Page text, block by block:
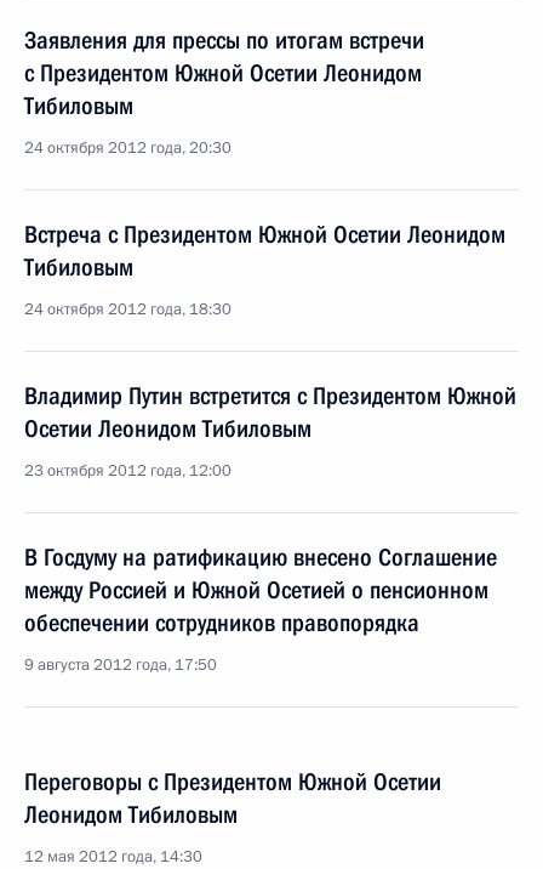
Заявления для прессы по итогам встречи
с Президентом Южной Осетии Леонидом
Тибиловым
24 октября 2012 года, 20:30
Встреча с Президентом Южной Осетии Леонидом
Тибиловым
24 октября 2012 года, 18:30
Владимир Путин встретится с Президентом Южной
Осетии Леонидом Тибиловым
23 октября 2012 года, 12:00
В Госдуму на ратификацию внесено Соглашение
между Россией и Южной Осетией о пенсионном
обеспечении сотрудников правопорядка
9 августа 2012 года, 17:50
Переговоры с Президентом Южной Осетии
Леонидом Тибиловым
12 мая 2012 года, 14:30